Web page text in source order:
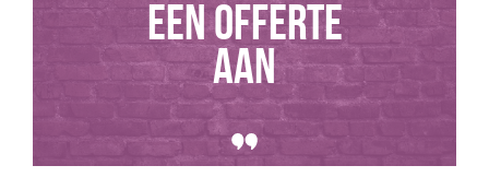
een offerte
aan